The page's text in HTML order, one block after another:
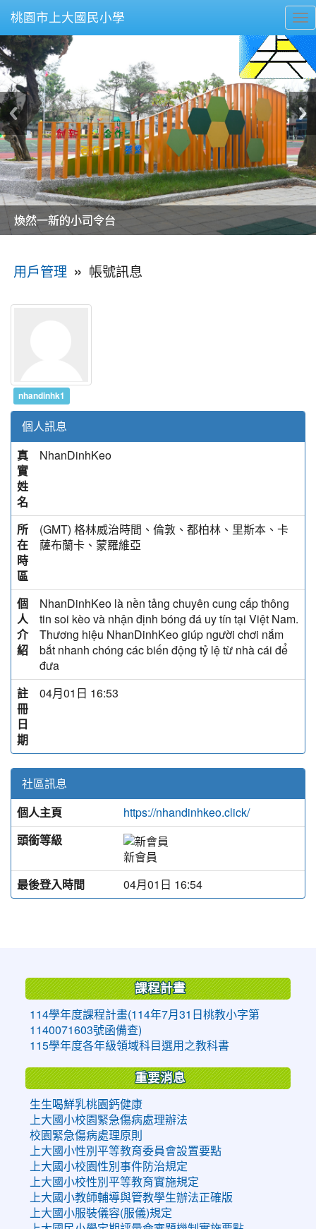
桃園市上大國民小學
美麗的操場是我們活力的來源
美麗的操場是我們活力的來源
煥然一新的小司令台
煥然一新的小司令台
富含桃園埤塘田園風光意象的中廊
富含桃園埤塘田園風光意象的中廊
嶄新的中庭廣場
嶄新的中庭廣場
水生池生生不息
水生池生生不息
用戶管理 » 帳號訊息
nhandinhk1
個人訊息
真
實
姓
名
NhanDinhKeo
所
在
時
區
(GMT) 格林威治時間、倫敦、都柏林、里斯本、卡
薩布蘭卡、蒙羅維亞
個
人
介
紹
NhanDinhKeo là nền tảng chuyên cung cấp thông
tin soi kèo và nhận định bóng đá uy tín tại Việt Nam.
Thương hiệu NhanDinhKeo giúp người chơi nắm
bắt nhanh chóng các biến động tỷ lệ từ nhà cái để
đưa
註
冊
日
期
04月01日 16:53
社區訊息
個人主頁
https://nhandinhkeo.click/
頭銜等級
新會員
最後登入時間
04月01日 16:54
課程計畫
114學年度課程計畫(114年7月31日桃教小字第
1140071603號函備查)
115學年度各年級領域科目選用之教科書
重要消息
生生喝鮮乳桃園鈣健康
上大國小校園緊急傷病處理辦法
校園緊急傷病處理原則
上大國小性別平等教育委員會設置要點
上大國小校園性別事件防治規定
上大國小校性別平等教育實施規定
上大國小教師輔導與管教學生辦法正確版
上大國小服裝儀容(服儀)規定